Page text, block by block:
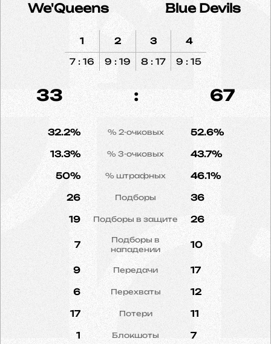
We'Queens Blue Devils
1
7 : 16
2
9 : 19
3
8 : 17
4
9 : 15
33 : 67
32.2% % 2-очковых 52.6%
13.3% % 3-очковых 43.7%
50% % штрафных 46.1%
26 Подборы 36
19 Подборы в защите 26
7
Подборы в
нападении
10
9 Передачи 17
6 Перехваты 12
17 Потери 11
1 Блокшоты 7